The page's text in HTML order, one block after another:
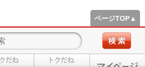
ページTOP▲